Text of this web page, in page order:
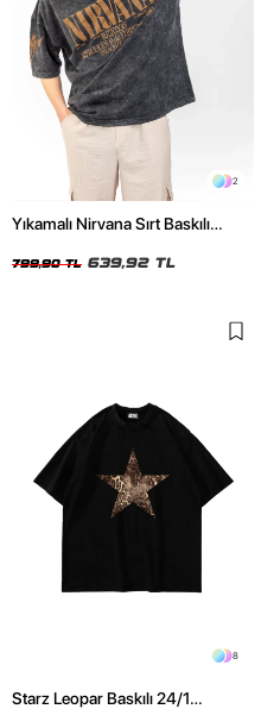
2
Yıkamalı Nirvana Sırt Baskılı
799,90 TL 639,92 TL
8
Starz Leopar Baskılı 24/1